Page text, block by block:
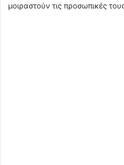
μοιραστούν τις προσωπικές